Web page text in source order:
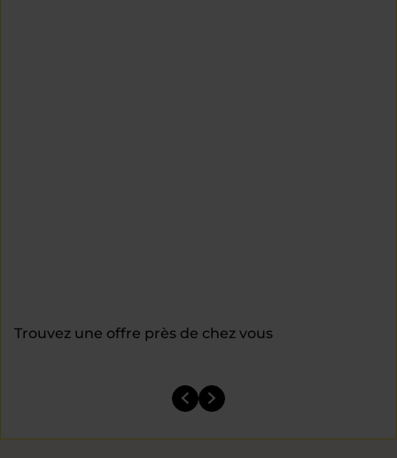
Trouvez une offre près de chez vous